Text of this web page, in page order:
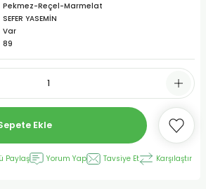
Pekmez-Reçel-Marmelat
SEFER YASEMİN
Var
89
Ekle
Paylaş Yorum Yap Tavsiye Et Karşılaştır